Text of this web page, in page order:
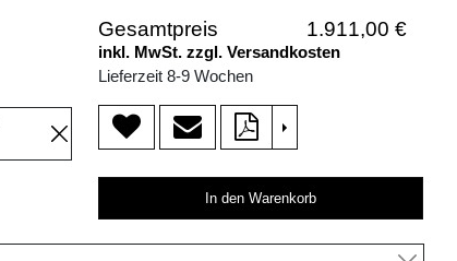
Gesamtpreis 1.911,00 €
inkl. MwSt. zzgl. Versandkosten
Lieferzeit 8-9 Wochen
>
In den Warenkorb